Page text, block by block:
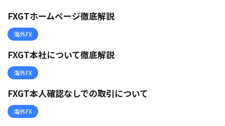
FXGTホームページ徹底解説
海外FX
FXGT本社について徹底解説
海外FX
FXGT本人確認なしでの取引について
海外FX